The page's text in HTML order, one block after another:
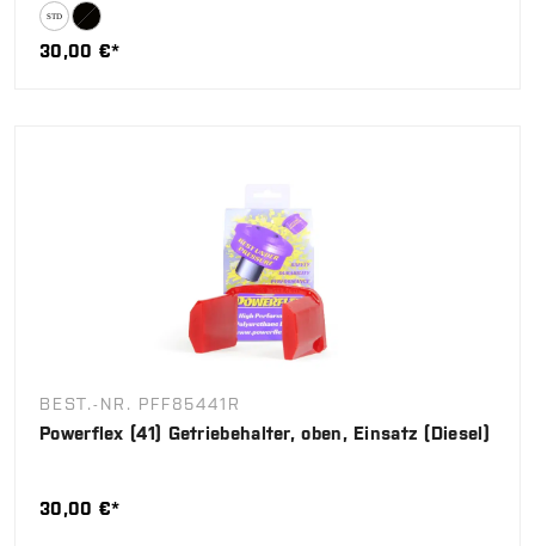
30,00 €*
BEST.-NR. PFF85441R
Powerflex (41) Getriebehalter, oben, Einsatz (Diesel)
30,00 €*